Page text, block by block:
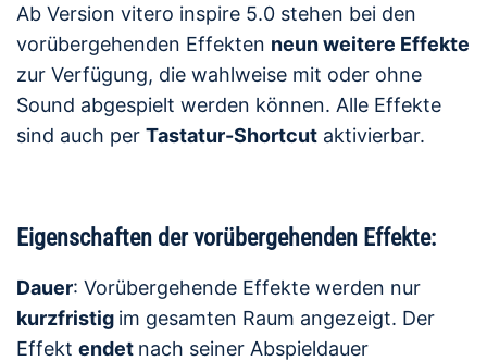
Ab Version vitero inspire 5.0 stehen bei den
vorübergehenden Effekten neun weitere Effekte
zur Verfügung, die wahlweise mit oder ohne
Sound abgespielt werden können. Alle Effekte
sind auch per Tastatur-Shortcut aktivierbar.
Eigenschaften der vorübergehenden Effekte:
Dauer: Vorübergehende Effekte werden nur
kurzfristig im gesamten Raum angezeigt. Der
Effekt endet nach seiner Abspieldauer